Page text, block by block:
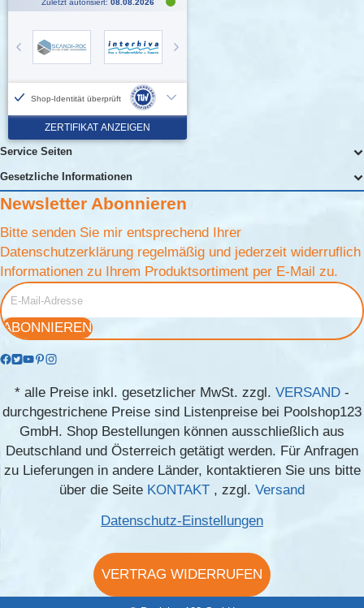
Service Seiten
Gesetzliche Informationen
Newsletter Abonnieren
Bitte senden Sie mir entsprechend Ihrer
Datenschutzerklärung regelmäßig und jederzeit widerruflich
Informationen zu Ihrem Produktsortiment per E-Mail zu.
E-Mail-Adresse
ABONNIEREN
* alle Preise inkl. gesetzlicher MwSt. zzgl. VERSAND -
durchgestrichene Preise sind Listenpreise bei Poolshop123
GmbH. Shop Bestellungen können ausschließlich aus
Deutschland und Österreich getätigt werden. Für Anfragen
zu Lieferungen in andere Länder, kontaktieren Sie uns bitte
über die Seite KONTAKT , zzgl. Versand
Datenschutz-Einstellungen
VERTRAG WIDERRUFEN